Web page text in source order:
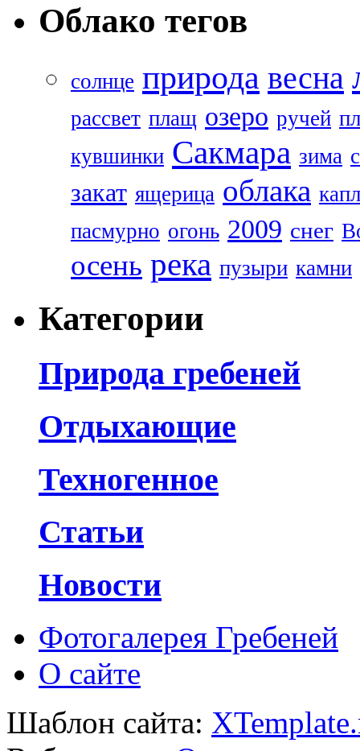
Облако тегов
солнце природа весна
рассвет плащ озеро ручей
кувшинки Сакмара зима
закат ящерица облака
пасмурно огонь 2009 снег
осень река пузыри камни
Категории
Природа гребеней
Отдыхающие
Техногенное
Статьи
Новости
Фотогалерея Гребеней
О сайте
Шаблон сайта: